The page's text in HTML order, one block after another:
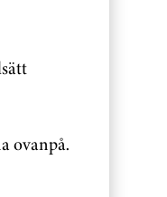
ovanpå.